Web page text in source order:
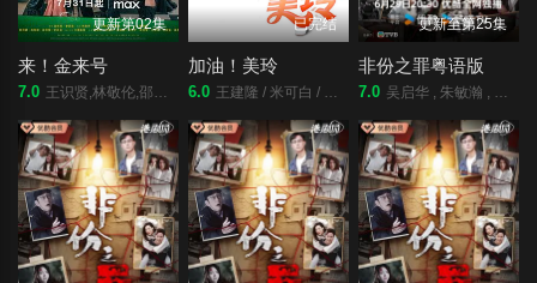
更新第02集
来！金来号
7.0 王识贤,林敬伦,邵雨薇,袁澧林,吴思贤,林思宇,周兴哲,黄冠智,叶子绮
已完结
加油！美玲
6.0 王建隆 / 米可白 / 庞庸之 / 林雨宣 / 朱蕾安
更新至第25集
非份之罪粤语版
7.0 吴启华 , 朱敏瀚 , 赖慰玲 , 陈炜 , 吴伟豪 , 单立文 , 阮浩棕 , 刘佩玥 , 徐荣 , 何沛珈 , 贝安琪 , 戴祖仪 , 游嘉欣 , 江嘉敏 , 韦家雄 , 郑子诚 , 卢宛茵 , 李家鼎 , 谭凯琪 , 邓智坚 , 江欣燕 , 黎燕珊 , 罗冠兰 , 苏韵姿 , 吴沚默 , 叶靖仪 , 唐嘉麟 , 张翼东 , 胡敏芝 , 区霭玲 , 方绍聪 , 梁证嘉 , 陈嘉俊 , 关枫馨